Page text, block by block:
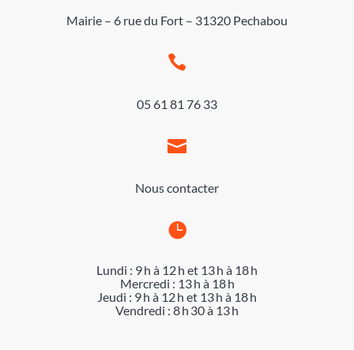
Mairie – 6 rue du Fort – 31320 Pechabou

05 61 81 76 33

Nous contacter

Lundi : 9 h à 12 h et 13 h à 18 h
Mercredi : 13 h à 18 h
Jeudi : 9 h à 12 h et 13 h à 18 h
Vendredi : 8 h 30 à 13 h